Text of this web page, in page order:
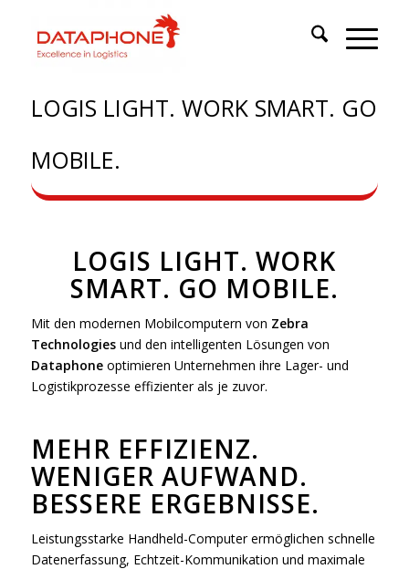
LOGIS LIGHT. WORK SMART. GO
MOBILE.
LOGIS LIGHT. WORK
SMART. GO MOBILE.
Mit den modernen Mobilcomputern von Zebra
Technologiesund den intelligenten Lösungen von
Dataphoneoptimieren Unternehmen ihre Lager- und
Logistikprozesse effizienter als je zuvor.
MEHR EFFIZIENZ.
WENIGER AUFWAND.
BESSERE ERGEBNISSE.
Leistungsstarke Handheld-Computer ermöglichen schnelle
Datenerfassung, Echtzeit-Kommunikation und maximale